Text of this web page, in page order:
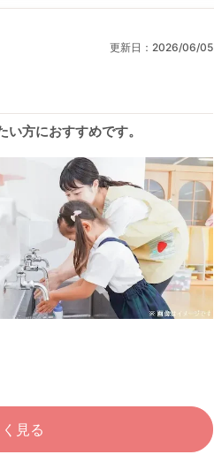
更新日： 2026/06/05
方におすすめです。
見る